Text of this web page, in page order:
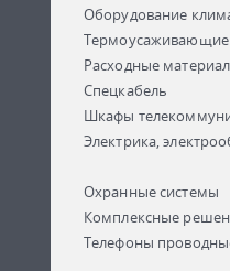
Оборудование
Расходные
Спецкабель
Шкафы
Электрика,
Охранные системы
Комплексные
Телефоны